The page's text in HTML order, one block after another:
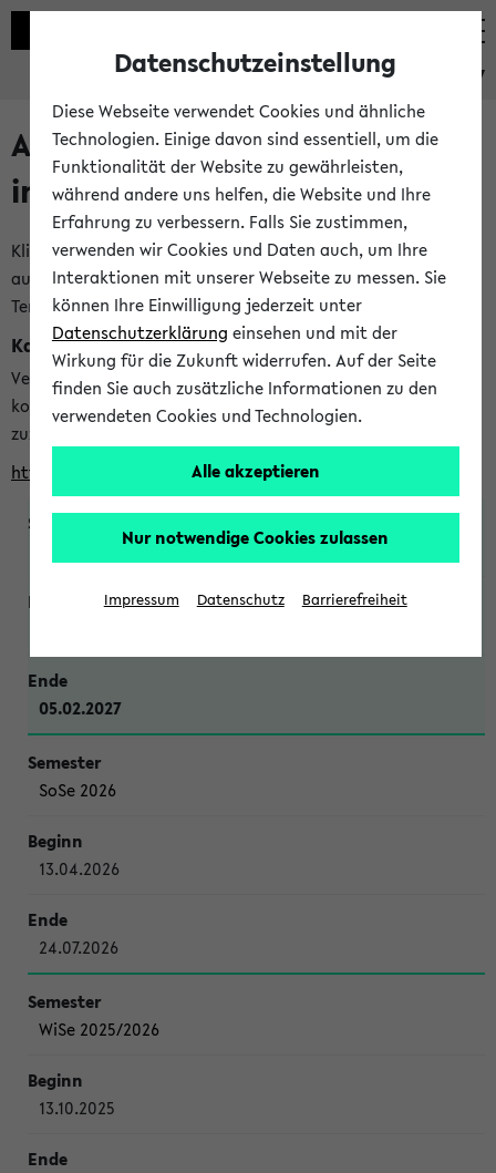
eKVV
Alle veröffentlichten Semester
im eKVV
Klicken Sie auf das Semester, welches Sie für Ihre Sitzung
auswählen möchten. Bitte beachten Sie auch die weiteren
Termine imKalender der Lehrplanung
Kalenderintegration
Verwenden Sie die folgende Adresse, um mit einer
kompatiblen Kalenderanwendung auf die Vorlesungszeiten
zuzugreifen (nähere Informationen
finden Sie hier
https://ekvv.uni-bielefeld.de/ws/calendar?vz
WiSe 2026/2027
05.02.2027
SoSe 2026
13.04.2026
24.07.2026
WiSe 2025/2026
13.10.2025
Datenschutzeinstellung
Diese Webseite verwendet Cookies und ähnliche
Technologien. Einige davon sind essentiell, um die
Funktionalität der Website zu gewährleisten,
während andere uns helfen, die Website und Ihre
Erfahrung zu verbessern. Falls Sie zustimmen,
verwenden wir Cookies und Daten auch, um Ihre
Interaktionen mit unserer Webseite zu messen. Sie
können Ihre Einwilligung jederzeit unter
Datenschutzerklärung einsehen und mit der
Wirkung für die Zukunft widerrufen. Auf der Seite
finden Sie auch zusätzliche Informationen zu den
verwendeten Cookies und Technologien.
Alle akzeptieren
Nur notwendige Cookies zulassen
Impressum Datenschutz Barrierefreiheit